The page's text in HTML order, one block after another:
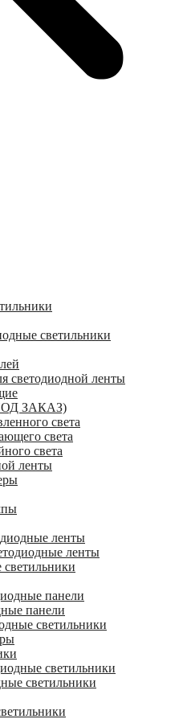
светильники
светодиодной ленты
ЗАКАЗ)
света
света
света
ленты
ленты
ленты
панели
панели
светильники
светильники
светильники